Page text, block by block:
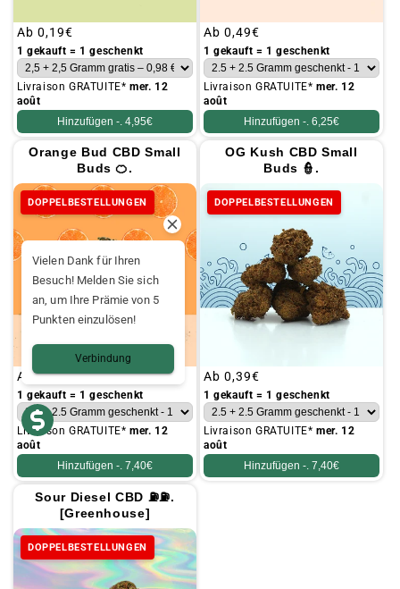
Üblicher
Preis
Ab 0,19€
1 gekauft = 1 geschenkt
Livraison GRATUITE* mer. 12
août
Hinzufügen -. 4,95€
Üblicher
Preis
Ab 0,49€
1 gekauft = 1 geschenkt
Livraison GRATUITE* mer. 12
août
Hinzufügen -. 6,25€
Orange Bud CBD Small
Buds 🍊.
DOPPELBESTELLUNGEN
Üblicher
Preis
Ab0,39€
1 gekauft = 1 geschenkt
Livraison GRATUITE* mer. 12
août
Hinzufügen -. 7,40€
OG Kush CBD Small
Buds 👮.
DOPPELBESTELLUNGEN
Üblicher
Preis
Ab 0,39€
1 gekauft = 1 geschenkt
Livraison GRATUITE* mer. 12
août
Hinzufügen -. 7,40€
Sour Diesel CBD ⛽⛽.
[Greenhouse]
DOPPELBESTELLUNGEN
Vielen Dank für Ihren
Besuch! Melden Sie sich
an, um Ihre Prämie von 5
Punkten einzulösen!
Verbindung